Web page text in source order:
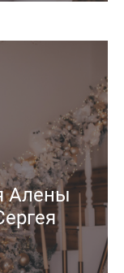
Алены